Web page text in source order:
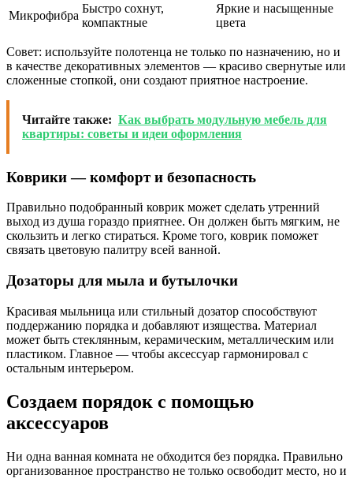
Микрофибра
Быстро сохнут,
компактные
Яркие и насыщенные
цвета
Совет: используйте полотенца не только по назначению, но и
в качестве декоративных элементов — красиво свернутые или
сложенные стопкой, они создают приятное настроение.
Читайте также: Как выбрать модульную мебель для
квартиры: советы и идеи оформления
Коврики — комфорт и безопасность
Правильно подобранный коврик может сделать утренний
выход из душа гораздо приятнее. Он должен быть мягким, не
скользить и легко стираться. Кроме того, коврик поможет
связать цветовую палитру всей ванной.
Дозаторы для мыла и бутылочки
Красивая мыльница или стильный дозатор способствуют
поддержанию порядка и добавляют изящества. Материал
может быть стеклянным, керамическим, металлическим или
пластиком. Главное — чтобы аксессуар гармонировал с
остальным интерьером.
Создаем порядок с помощью
аксессуаров
Ни одна ванная комната не обходится без порядка. Правильно
организованное пространство не только освободит место, но и